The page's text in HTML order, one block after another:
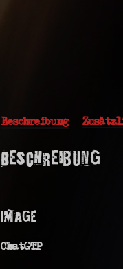
Beschreibung
Beschreibung
Image
ChatGTP